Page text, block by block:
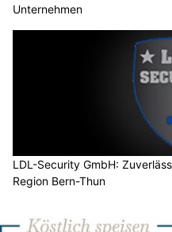
Unternehmen
LDL-Security GmbH:
Region Bern-Thun